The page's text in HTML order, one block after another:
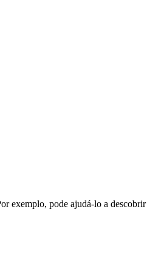
exemplo, pode ajudá-lo a descobrir